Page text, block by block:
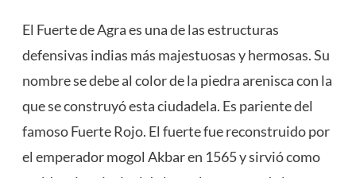
El Fuerte de Agra es una de las estructuras
defensivas indias más majestuosas y hermosas. Su
nombre se debe al color de la piedra arenisca con la
que se construyó esta ciudadela. Es pariente del
famoso Fuerte Rojo. El fuerte fue reconstruido por
el emperador mogol Akbar en 1565 y sirvió como